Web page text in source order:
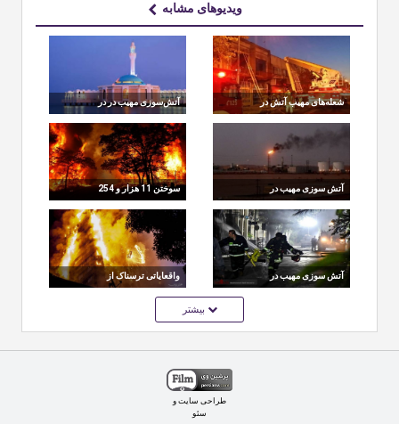
ویدیوهای مشابه
شعله‌های مهیب آتش در
چهارراه استانبول در
همسایگی پلاسکو!!
آتش‌سوزی مهیب در در
ایستگاه قطار «الحرمین»
در جده عربستان
آتش سوزی مهیب در
آرامکو ، مهمترین مجتمع
تولید نفت عربستان!!
سوختن 11 هزار و 254
هکتار از جنگل ها
آتش سوزی مهیب در
واقعایاتی ترسناک از
آتش سوزی مجتمع تجاری
بیشتر
طراحی سایتو
سئو